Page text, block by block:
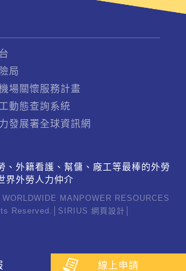
線上申請
局
場關懷服務計畫
動態查詢系統
發展署全球資訊網
、外籍看護、幫傭、廠工等最棒的外勞
界外勞人力仲介
MANPOWER RESOURCES
Reserved.│ SIRIUS 網頁設計